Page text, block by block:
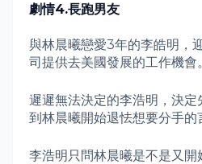
劇情4.長跑男友
與林晨曦戀愛3年的李皓明，
司提供去美國發展的工作機會。
遲遲無法決定的李浩明，決
到林晨曦開始退怯想要分手的
李浩明只問林晨曦是不是又